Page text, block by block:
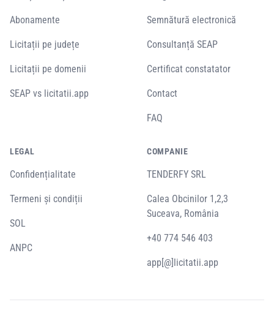
Abonamente
Licitații pe județe
Licitații pe domenii
SEAP vs licitatii.app
Semnătură electronică
Consultanță SEAP
Certificat constatator
Contact
FAQ
LEGAL
Confidențialitate
Termeni și condiții
SOL
ANPC
COMPANIE
TENDERFY SRL
Calea Obcinilor 1,2,3
Suceava, România
+40 774 546 403
app[@]licitatii.app